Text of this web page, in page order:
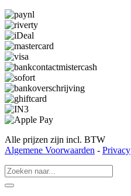
Alle prijzen zijn incl. BTW
Algemene Voorwaarden - Privacy